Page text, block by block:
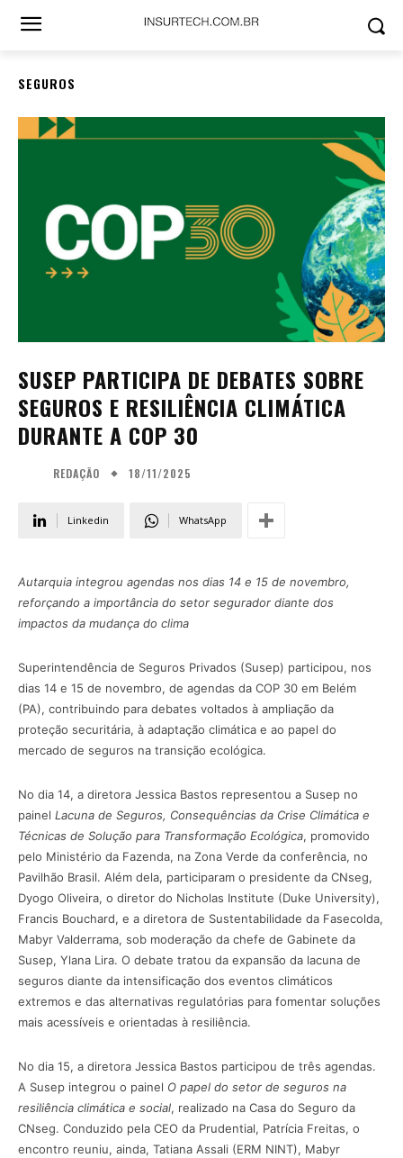
SEGUROS
SUSEP PARTICIPA DE DEBATES SOBRE
SEGUROS E RESILIÊNCIA CLIMÁTICA
DURANTE A COP 30
REDAÇÃO 18/11/2025
Linkedin WhatsApp
Autarquia integrou agendas nos dias 14 e 15 de novembro,
reforçando a importância do setor segurador diante dos
impactos da mudança do clima
Superintendência de Seguros Privados (Susep) participou, nos
dias 14 e 15 de novembro, de agendas da COP 30 em Belém
(PA), contribuindo para debates voltados à ampliação da
proteção securitária, à adaptação climática e ao papel do
mercado de seguros na transição ecológica.
No dia 14, a diretora Jessica Bastos representou a Susep no
painel Lacuna de Seguros, Consequências da Crise Climática e
Técnicas de Solução para Transformação Ecológica, promovido
pelo Ministério da Fazenda, na Zona Verde da conferência, no
Pavilhão Brasil. Além dela, participaram o presidente da CNseg,
Dyogo Oliveira, o diretor do Nicholas Institute (Duke University),
Francis Bouchard, e a diretora de Sustentabilidade da Fasecolda,
Mabyr Valderrama, sob moderação da chefe de Gabinete da
Susep, Ylana Lira. O debate tratou da expansão da lacuna de
seguros diante da intensificação dos eventos climáticos
extremos e das alternativas regulatórias para fomentar soluções
mais acessíveis e orientadas à resiliência.
No dia 15, a diretora Jessica Bastos participou de três agendas.
A Susep integrou o painel O papel do setor de seguros na
resiliência climática e social, realizado na Casa do Seguro da
CNseg. Conduzido pela CEO da Prudential, Patrícia Freitas, o
encontro reuniu, ainda, Tatiana Assali (ERM NINT), Mabyr